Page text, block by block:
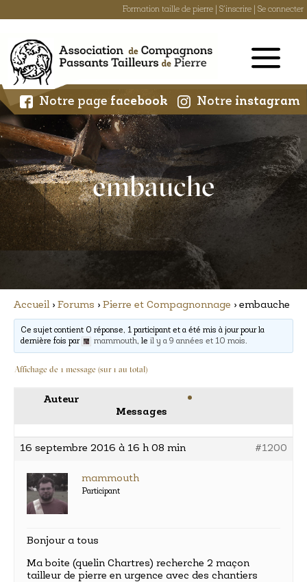
Formation taille de pierre S'inscrire Se connecter
content
Notre page facebook Notre instagram
embauche
Accueil › Forums › Pierre et Compagnonnage › embauche
Ce sujet contient 0 réponse, 1 participant et a été mis à jour pour la
dernière fois par
mammouth, leil y a 9 années et 10 mois.
Affichage de 1 message (sur 1 au total)
Auteur
Messages
16 septembre 2016 à 16 h 08 min #1200
mammouth
Participant
Bonjour a tous
Ma boite (quelin Chartres) recherche 2 maçon
tailleur de pierre en urgence avec des chantiers